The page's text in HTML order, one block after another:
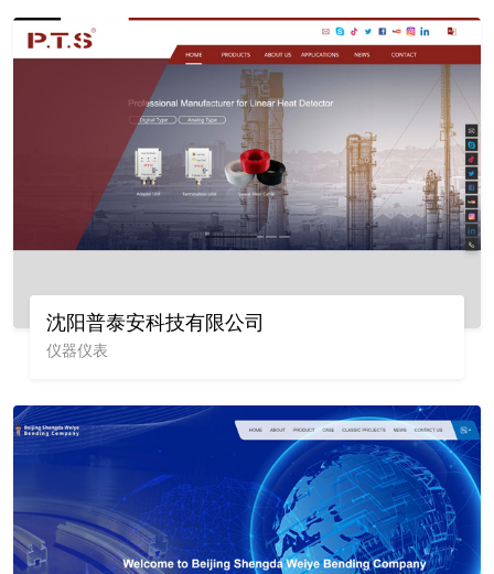
沈阳普泰安科技有限公司
仪器仪表